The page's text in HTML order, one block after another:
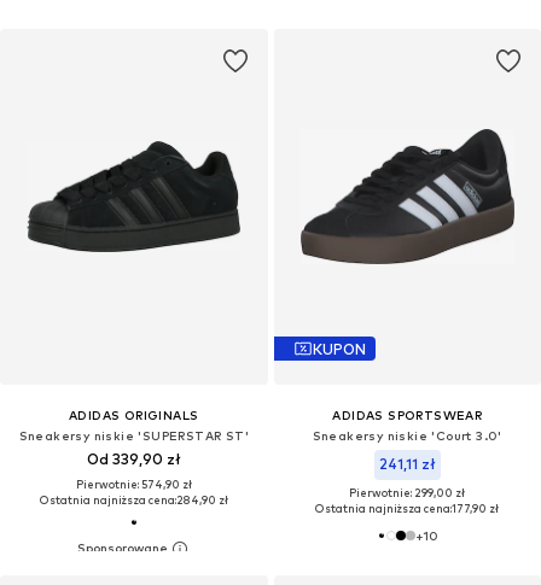
ADIDAS ORIGINALS
Sneakersy niskie 'SUPERSTAR ST'
Od 339,90 zł
Pierwotnie: 574,90 zł
Ostatnia najniższa cena:284,90 zł
KUPON
ADIDAS SPORTSWEAR
Sneakersy niskie 'Court 3.0'
241,11 zł
Pierwotnie: 299,00 zł
Ostatnia najniższa cena:177,90 zł
+10